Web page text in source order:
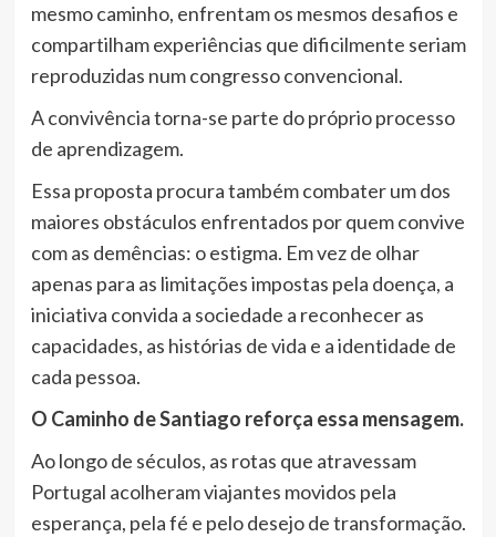
mesmo caminho, enfrentam os mesmos desafios e
compartilham experiências que dificilmente seriam
reproduzidas num congresso convencional.
A convivência torna-se parte do próprio processo
de aprendizagem.
Essa proposta procura também combater um dos
maiores obstáculos enfrentados por quem convive
com as demências: o estigma. Em vez de olhar
apenas para as limitações impostas pela doença, a
iniciativa convida a sociedade a reconhecer as
capacidades, as histórias de vida e a identidade de
cada pessoa.
O Caminho de Santiago reforça essa mensagem.
Ao longo de séculos, as rotas que atravessam
Portugal acolheram viajantes movidos pela
esperança, pela fé e pelo desejo de transformação.